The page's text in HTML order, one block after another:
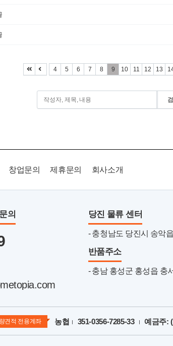
4 5 6 7 8 9 10 11 12 13
창업문의 제휴문의 회사소개
의 당진 물류 센터
- 충청남도 당진시 송악
반품주소
- 충남 홍성군 홍성읍 충
견적 전용계좌 농협 351-0356-7285-33 예금주: